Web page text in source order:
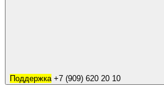
Поддержка +7 (909) 620 20 10